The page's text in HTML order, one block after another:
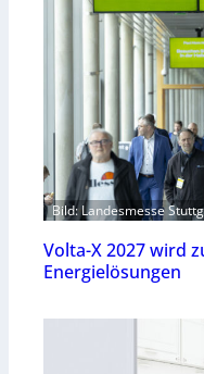
Bild: Landesmesse
Volta-X 2027 wird
Energielösungen